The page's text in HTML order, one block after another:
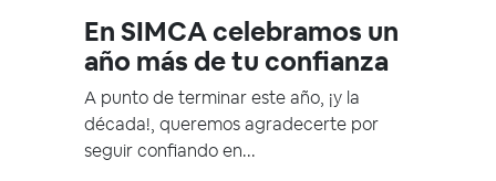
En SIMCA celebramos un
año más de tu confianza
A punto de terminar este año, ¡y la
década!, queremos agradecerte por
seguir confiando en...